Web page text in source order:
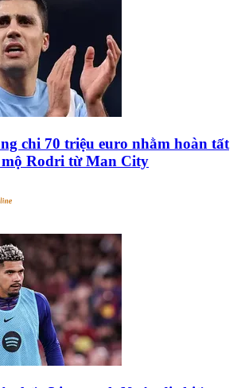
chi 70 triệu euro nhằm hoàn tất
Rodri từ Man City